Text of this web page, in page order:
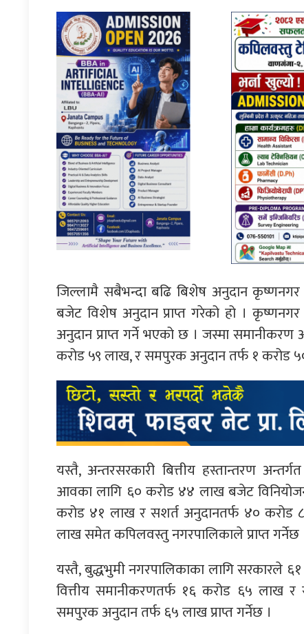
जिल्लामै सबैभन्दा बढि बिशेष अनुदान कृष्णनगर
बजेट विशेष अनुदान प्राप्त गरेको हो ।
अनुदान प्राप्त गर्ने भएको छ । जस्मा
करोड ५९ लाख, र समपुरक अनुदान तर्फ १ करोड
यस्तै, अन्तरसरकारी बित्तीय हस्तान्तरण
आवका लागि ६० करोड ४४ लाख बजेट
करोड ४१ लाख र सशर्त अनुदानतर्फ ४० करोड
लाख समेत कपिलवस्तु नगरपालिकाले प्राप्त गर्नेछ
यस्तै, बुद्धभुमी नगरपालिकाका लागि सरकारले
वित्तीय समानीकरणतर्फ १६ करोड ६५ लाख र
समपुरक अनुदान तर्फ ६५ लाख प्राप्त गर्नेछ ।